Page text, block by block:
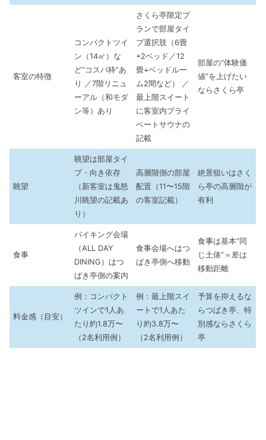
客室の特徴
コンパクトツイ
ン（14㎡）な
ど“コスパ枠”あ
り ／7階リニュ
ーアル（和モダ
ン等）あり
さくら亭限定プ
ランで部屋タイ
プ選択肢（6畳
+2ベッド／12
畳+ベッドルー
ム2間など） ／
最上階スイート
に客室内プライ
ベートサウナの
記載
部屋の“体験価
値”を上げたい
ならさくら亭
眺望
眺望は部屋タイ
プ・向き依存
（新客室は鬼怒
川眺望の記載あ
り）
高層階側の部屋
配置（11〜15階
の客室記載）
絶景狙いはさく
ら亭の高層階が
有利
食事
バイキング会場
（ALL DAY
DINING）はつ
ばき亭側の案内
食事会場へはつ
ばき亭側へ移動
食事は基本“同
じ土俵”＝差は
移動距離
料金感（目安）
例：コンパクト
ツインで1人あ
たり約1.8万〜
（2名利用例）
例：最上階スイ
ートで1人あた
り約3.8万〜
（2名利用例）
予算を抑えるな
らつばき亭、特
別感ならさくら
亭